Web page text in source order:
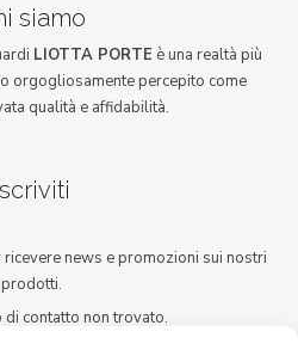
siamo
LIOTTA PORTE è una realtà più
orgogliosamente percepito come
qualità e affidabilità.
news e promozioni sui nostri
prodotti.
contatto non trovato.